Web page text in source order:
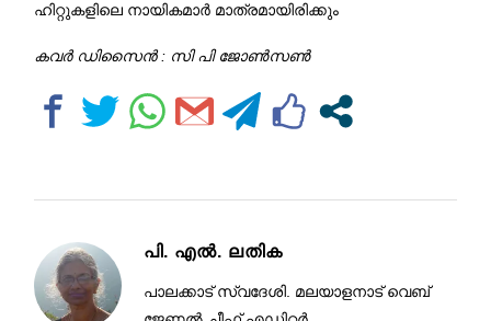
ഹിറ്റുകളിലെ നായികമാർ മാത്രമായിരിക്കും
കവർ ഡിസൈൻ : സി പി ജോൺസൺ
പി. എൽ. ലതിക
പാലക്കാട് സ്വദേശി. മലയാളനാട് വെബ്